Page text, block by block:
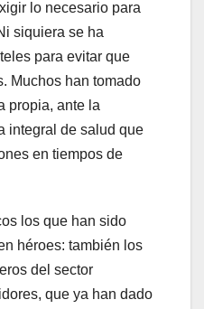
lo necesario para
siquiera se ha
para evitar que
Muchos han tomado
propia, ante la
integral de salud que
en tiempos de
los que han sido
héroes: también los
del sector
que ya han dado